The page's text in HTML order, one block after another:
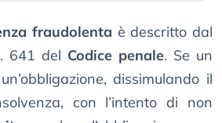
fraudolenta è descritto dal
641 del Codice penale. Se un
dissimulando il
con l’intento di non